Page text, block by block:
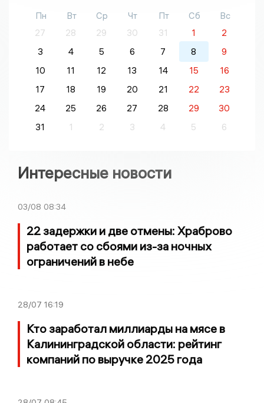
Пн Вт Ср Чт Пт Сб
Вс
27
28 29 30 31 1
2
3
4 5 6 7 8
9
10
11 12 13 14 15
16
17
18 19 20 21 22
23
24
25 26 27 28 29
30
31
1 2 3 4 5 6
Интересные новости
03/08 08:34
22 задержки и две отмены: Храброво
работает со сбоями из-за ночных
ограничений в небе
28/07 16:19
Кто заработал миллиарды на мясе в
Калининградской области: рейтинг
компаний по выручке 2025 года